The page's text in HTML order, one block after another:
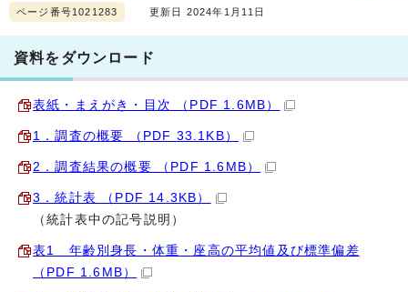
ページ番号1021283 更新日 2024年1月11日
資料をダウンロード
表紙・まえがき・目次 （PDF 1.6MB）
1．調査の概要 （PDF 33.1KB）
2．調査結果の概要 （PDF 1.6MB）
3．統計表 （PDF 14.3KB）
（統計表中の記号説明）
表1 年齢別身長・体重・座高の平均値及び標準偏差
（PDF 1.6MB）